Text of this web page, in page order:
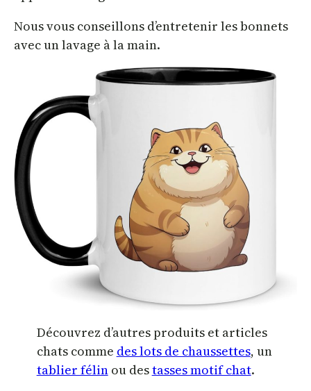
Nous vous conseillons d’entretenir les bonnets
avec un lavage à la main.
Découvrez d’autres produits et articles
chats comme des lots de chaussettes, un
tablier félinou destasses motif chat.